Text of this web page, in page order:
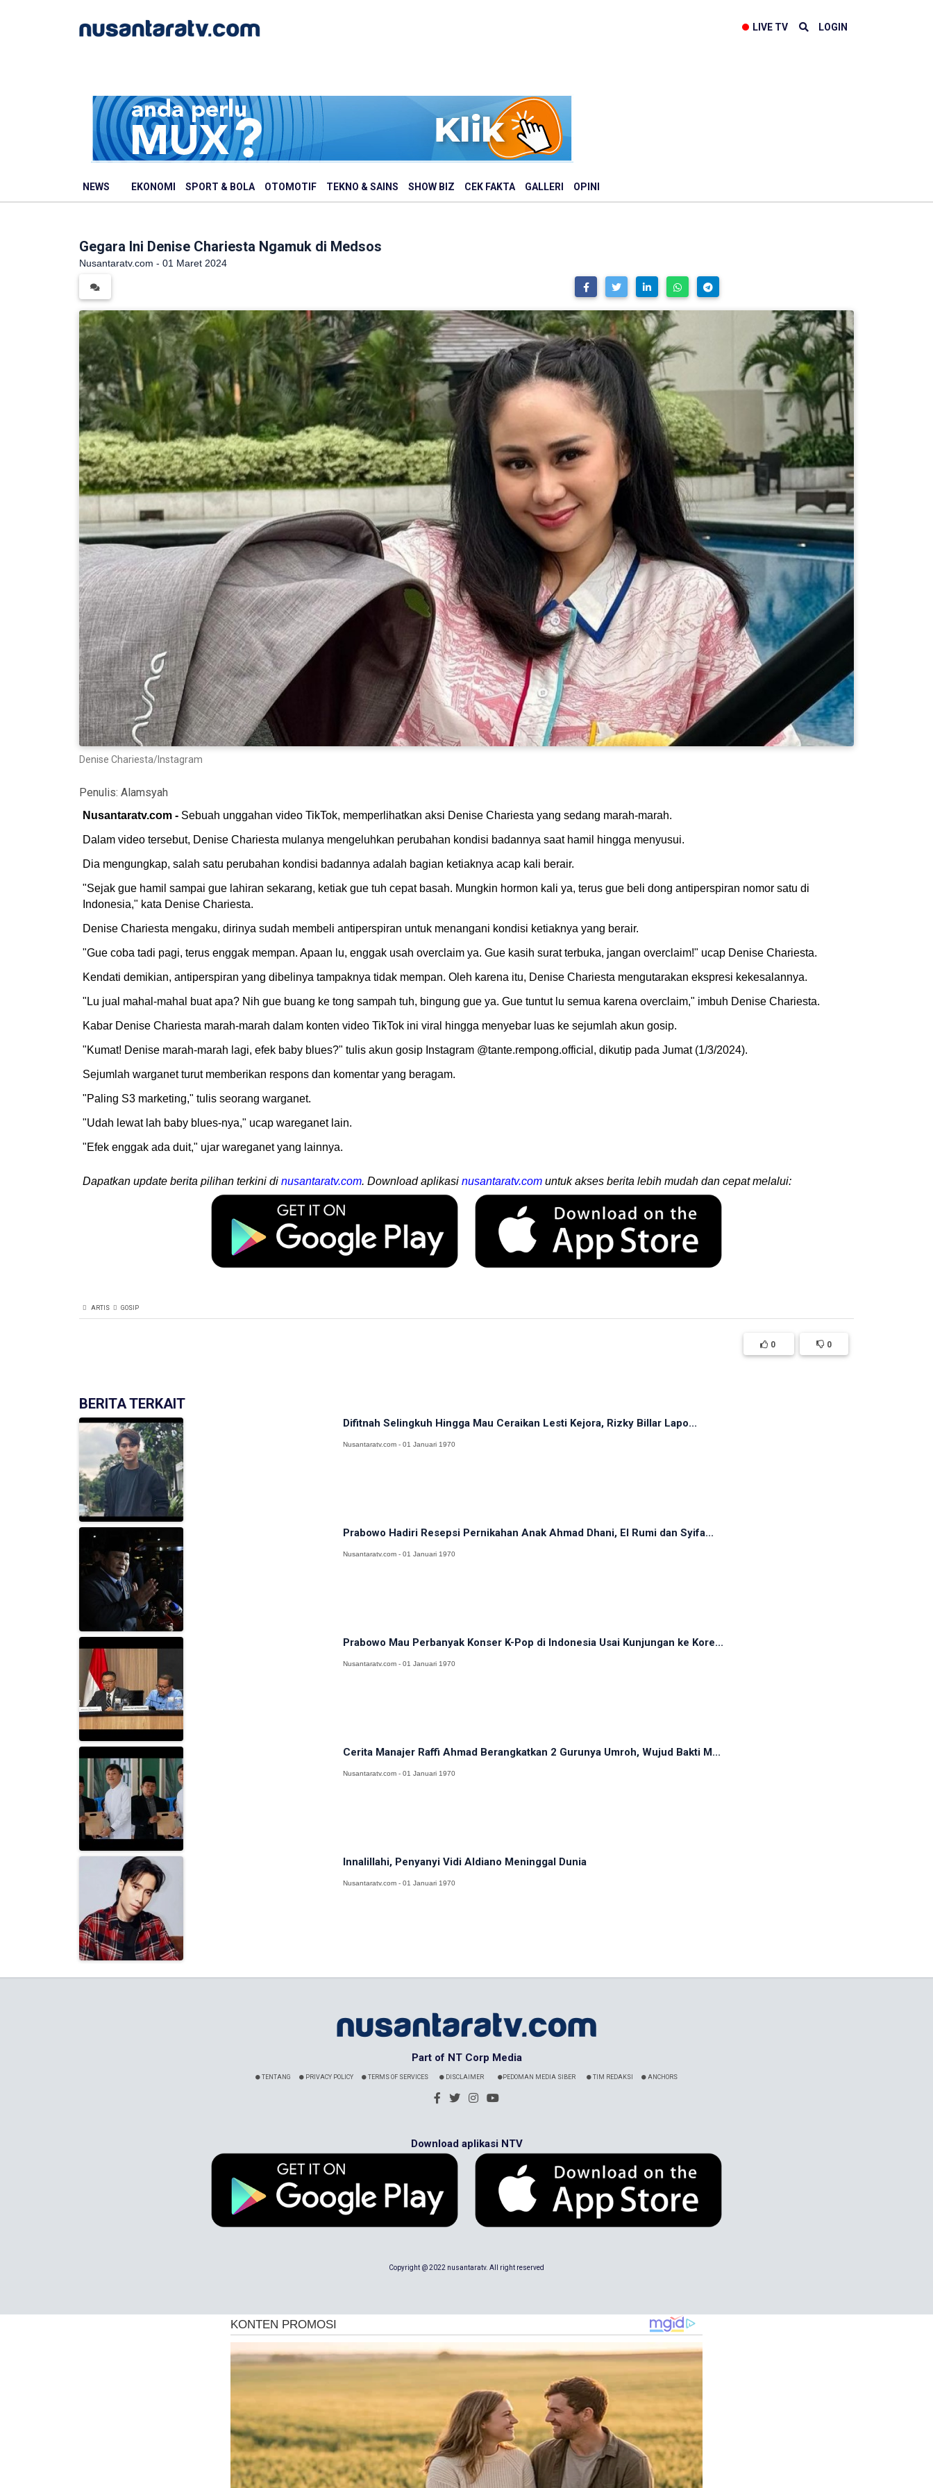
LIVE TV LOGIN
NEWS EKONOMI SPORT & BOLA OTOMOTIF TEKNO & SAINS SHOW BIZ CEK FAKTA GALLERI OPINI
Gegara Ini Denise Chariesta Ngamuk di Medsos
Nusantaratv.com - 01 Maret 2024
Denise Chariesta/Instagram
Penulis: Alamsyah
Nusantaratv.com - Sebuah unggahan video TikTok, memperlihatkan aksi Denise Chariesta yang sedang marah-marah.
Dalam video tersebut, Denise Chariesta mulanya mengeluhkan perubahan kondisi badannya saat hamil hingga menyusui.
Dia mengungkap, salah satu perubahan kondisi badannya adalah bagian ketiaknya acap kali berair.
"Sejak gue hamil sampai gue lahiran sekarang, ketiak gue tuh cepat basah. Mungkin hormon kali ya, terus gue beli dong antiperspiran nomor satu di
Indonesia," kata Denise Chariesta.
Denise Chariesta mengaku, dirinya sudah membeli antiperspiran untuk menangani kondisi ketiaknya yang berair.
"Gue coba tadi pagi, terus enggak mempan. Apaan lu, enggak usah overclaim ya. Gue kasih surat terbuka, jangan overclaim!" ucap Denise Chariesta.
Kendati demikian, antiperspiran yang dibelinya tampaknya tidak mempan. Oleh karena itu, Denise Chariesta mengutarakan ekspresi kekesalannya.
"Lu jual mahal-mahal buat apa? Nih gue buang ke tong sampah tuh, bingung gue ya. Gue tuntut lu semua karena overclaim," imbuh Denise Chariesta.
Kabar Denise Chariesta marah-marah dalam konten video TikTok ini viral hingga menyebar luas ke sejumlah akun gosip.
"Kumat! Denise marah-marah lagi, efek baby blues?" tulis akun gosip Instagram @tante.rempong.official, dikutip pada Jumat (1/3/2024).
Sejumlah warganet turut memberikan respons dan komentar yang beragam.
"Paling S3 marketing," tulis seorang warganet.
"Udah lewat lah baby blues-nya," ucap wareganet lain.
"Efek enggak ada duit," ujar wareganet yang lainnya.
Dapatkan update berita pilihan terkini di nusantaratv.com. Download aplikasi nusantaratv.com untuk akses berita lebih mudah dan cepat melalui:
ARTIS GOSIP
0 0
BERITA TERKAIT
Difitnah Selingkuh Hingga Mau Ceraikan Lesti Kejora, Rizky Billar Lapo...
Nusantaratv.com - 01 Januari 1970
Prabowo Hadiri Resepsi Pernikahan Anak Ahmad Dhani, El Rumi dan Syifa...
Nusantaratv.com - 01 Januari 1970
Prabowo Mau Perbanyak Konser K-Pop di Indonesia Usai Kunjungan ke Kore...
Nusantaratv.com - 01 Januari 1970
Cerita Manajer Raffi Ahmad Berangkatkan 2 Gurunya Umroh, Wujud Bakti M...
Nusantaratv.com - 01 Januari 1970
Innalillahi, Penyanyi Vidi Aldiano Meninggal Dunia
Nusantaratv.com - 01 Januari 1970
Part of NT Corp Media
TENTANG PRIVACY POLICY TERMS OF SERVICES DISCLAIMER PEDOMAN MEDIA SIBER TIM REDAKSI ANCHORS
Download aplikasi NTV
Copyright @ 2022 nusantaratv. All right reserved